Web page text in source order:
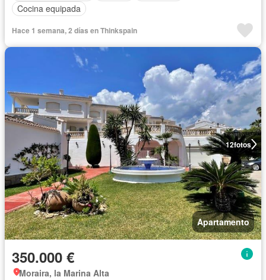
Cocina equipada
Hace 1 semana, 2 días en Thinkspain
12fotos
Apartamento
350.000 €
Moraira, la Marina Alta